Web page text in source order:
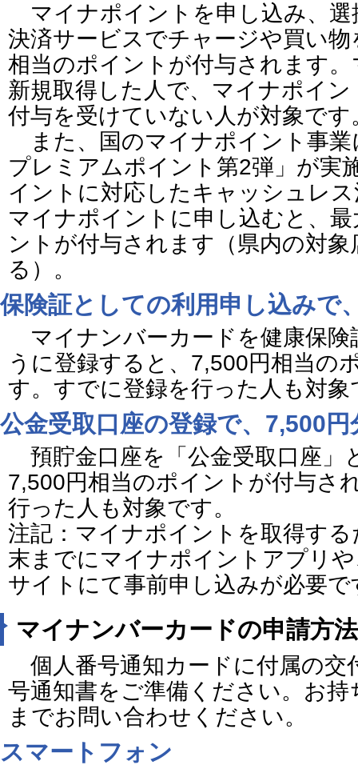
マイナポイントを申し込み、
決済サービスでチャージや買い
相当のポイントが付与されます
新規取得した人で、マイナポイ
付与を受けていない人が対象です
また、国のマイナポイント事業
プレミアムポイント第2弾」が実
イントに対応したキャッシュレ
マイナポイントに申し込むと、
ントが付与されます（県内の対
る）。
保険証としての利用申し込みで
マイナンバーカードを健康保険
うに登録すると、7,500円相当の
す。すでに登録を行った人も対象
公金受取口座の登録で、7,500円
預貯金口座を「公金受取口座」
7,500円相当のポイントが付与さ
行った人も対象です。
注記：マイナポイントを取得す
末までにマイナポイントアプリ
サイトにて事前申し込みが必要で
マイナンバーカードの申請方法
個人番号通知カードに付属の交
号通知書をご準備ください。お
までお問い合わせください。
スマートフォン